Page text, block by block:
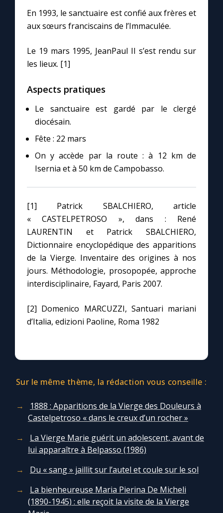
En 1993, le sanctuaire est confié aux frères et
aux sœurs franciscains de l’Immaculée.
Le 19 mars 1995, JeanPaul II s’est rendu sur
les lieux. [1]
Aspects pratiques
Le sanctuaire est gardé par le clergé
diocésain.
Fête : 22 mars
On y accède par la route : à 12 km de
Isernia et à 50 km de Campobasso.
[1] Patrick SBALCHIERO, article
« CASTELPETROSO », dans : René
LAURENTIN et Patrick SBALCHIERO,
Dictionnaire encyclopédique des apparitions
de la Vierge. Inventaire des origines à nos
jours. Méthodologie, prosopopée, approche
interdisciplinaire, Fayard, Paris 2007.
[2] Domenico MARCUZZI, Santuari mariani
d’Italia, edizioni Paoline, Roma 1982
Sur le même thème, la rédaction vous conseille :
1888 : Apparitions de la Vierge des Douleurs à
Castelpetroso « dans le creux d’un rocher »
La Vierge Marie guérit un adolescent, avant de
lui apparaître à Belpasso (1986)
Du « sang » jaillit sur l’autel et coule sur le sol
La bienheureuse Maria Pierina De Micheli
(1890-1945) : elle reçoit la visite de la Vierge